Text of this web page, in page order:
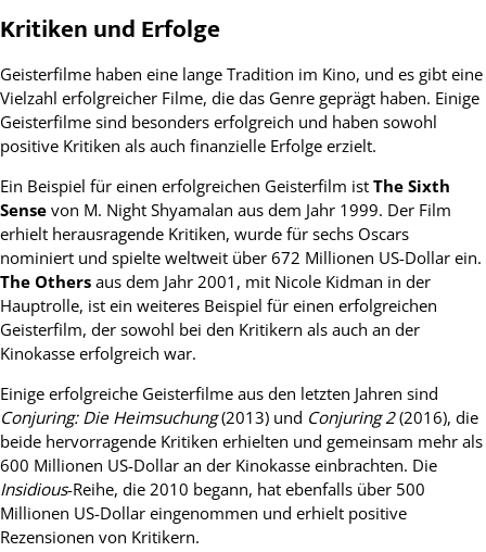
Kritiken und Erfolge
Geisterfilme haben eine lange Tradition im Kino, und es gibt eine
Vielzahl erfolgreicher Filme, die das Genre geprägt haben. Einige
Geisterfilme sind besonders erfolgreich und haben sowohl
positive Kritiken als auch finanzielle Erfolge erzielt.
Ein Beispiel für einen erfolgreichen Geisterfilm ist The Sixth
Sense von M. Night Shyamalan aus dem Jahr 1999. Der Film
erhielt herausragende Kritiken, wurde für sechs Oscars
nominiert und spielte weltweit über 672 Millionen US-Dollar ein.
The Others aus dem Jahr 2001, mit Nicole Kidman in der
Hauptrolle, ist ein weiteres Beispiel für einen erfolgreichen
Geisterfilm, der sowohl bei den Kritikern als auch an der
Kinokasse erfolgreich war.
Einige erfolgreiche Geisterfilme aus den letzten Jahren sind
Conjuring: Die Heimsuchung(2013) und Conjuring 2(2016), die
beide hervorragende Kritiken erhielten und gemeinsam mehr als
600 Millionen US-Dollar an der Kinokasse einbrachten. Die
Insidious-Reihe, die 2010 begann, hat ebenfalls über 500
Millionen US-Dollar eingenommen und erhielt positive
Rezensionen von Kritikern.